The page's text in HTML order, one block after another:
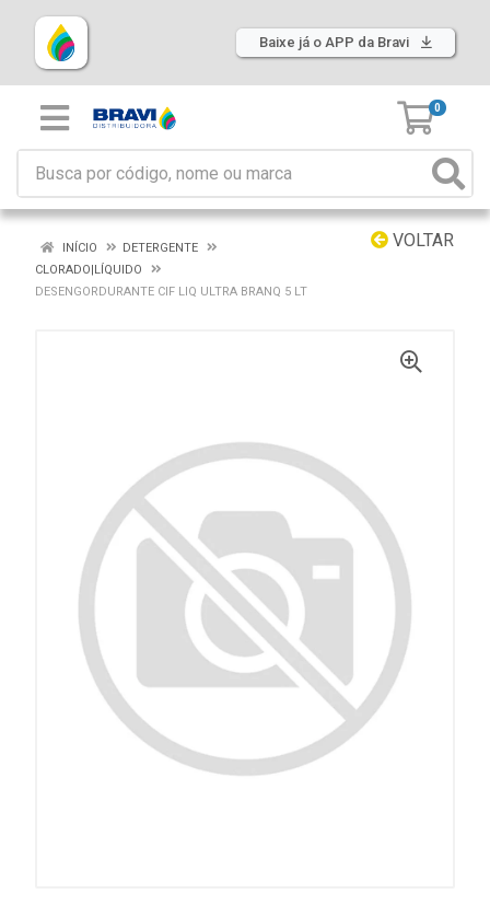
Baixe já o APP da Bravi
0
VOLTAR
INÍCIO
DETERGENTE
CLORADO|LÍQUIDO
DESENGORDURANTE CIF LIQ ULTRA BRANQ 5 LT